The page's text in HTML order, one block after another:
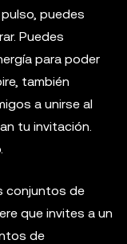
puedes
Puedes
para poder
también
a unirse al
tu invitación.
conjuntos de
que invites a un
de